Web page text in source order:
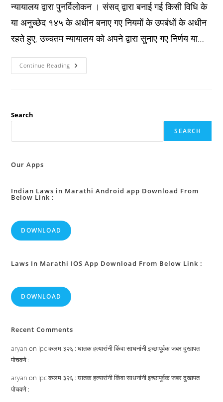
न्यायालय द्वारा पुनर्विलोकन । संसद् द्वारा बनाई गई किसी विधि के
या अनुच्छेद १४५ के अधीन बनाए गए नियमों के उपबंधों के अधीन
रहते हुए, उच्चतम न्यायालय को अपने द्वारा सुनाए गए निर्णय या…
Continue Reading Constitution
अनुच्छेद
उच्चतम
पुनर्विलोकन
Search
SEARCH
Our Apps
Indian Laws in Marathi Android app Download From
Below Link :
DOWNLOAD
Laws In Marathi IOS App Download From Below Link :
DOWNLOAD
Recent Comments
aryan on Ipc कलम ३२६ : घातक हत्यारांनी किंवा साधनांनी इच्छापूर्वक जबर दुखापत
पोचवणे :
aryan on Ipc कलम ३२६ : घातक हत्यारांनी किंवा साधनांनी इच्छापूर्वक जबर दुखापत
पोचवणे :